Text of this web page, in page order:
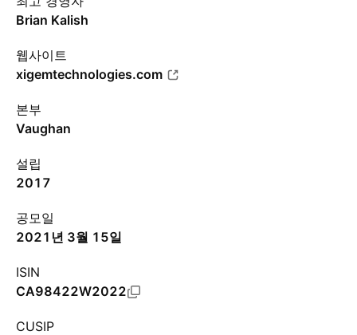
Brian Kalish
웹사이트
xigemtechnologies.com
본부
Vaughan
설립
2017
공모일
2021년 3월 15일
ISIN
CA98422W2022
CUSIP